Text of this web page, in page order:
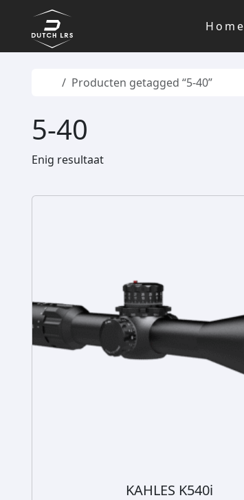
Skip to content
Skip to footer
Home
Home
Producten getagged “5-40”
5-40
Enig resultaat
KAHLES K540i